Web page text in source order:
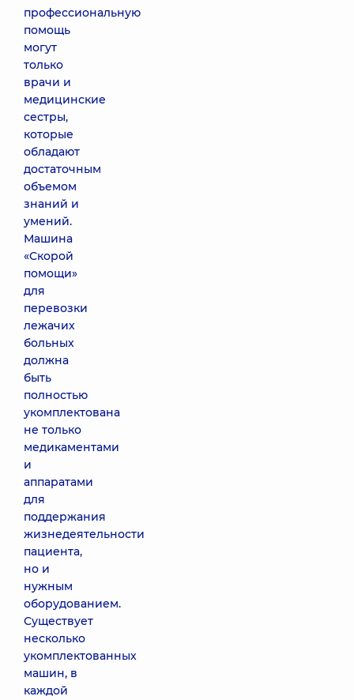
профессиональную
помощь
могут
только
врачи и
медицинские
сестры,
которые
обладают
достаточным
объемом
знаний и
умений.
Машина
«Скорой
помощи»
для
перевозки
лежачих
больных
должна
быть
полностью
укомплектована
не только
медикаментами
и
аппаратами
для
поддержания
жизнедеятельности
пациента,
но и
нужным
оборудованием.
Существует
несколько
укомплектованных
машин, в
каждой